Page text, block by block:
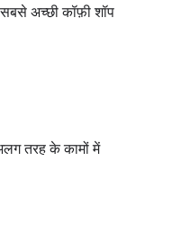
अच्छी कॉफ़ी शॉप
तरह के कामों में